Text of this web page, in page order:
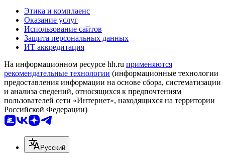
Этика и комплаенс
Оказание услуг
Использование сайтов
Защита персональных данных
ИТ аккредитация
На информационном ресурсе hh.ru применяются
рекомендательные технологии (информационные технологии
предоставления информации на основе сбора, систематизации
и анализа сведений, относящихся к предпочтениям
пользователей сети «Интернет», находящихся на территории
Российской Федерации)
Русский